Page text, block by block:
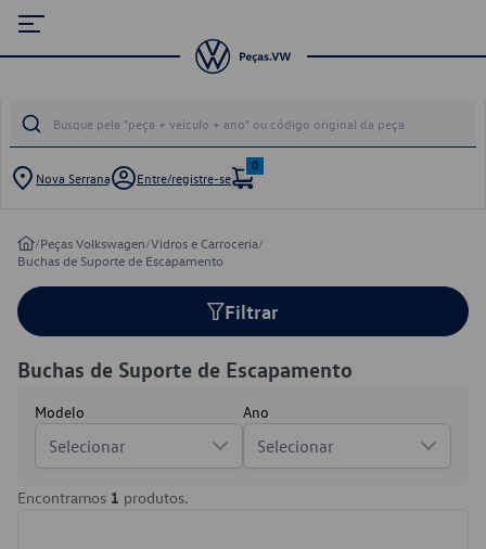
Nova Serrana Entre/registre-se
0
/Peças Volkswagen/Vidros e Carroceria/
Buchas de Suporte de Escapamento
Filtrar
Buchas de Suporte de Escapamento
Modelo
Selecionar
Ano
Selecionar
Encontramos 1 produtos.